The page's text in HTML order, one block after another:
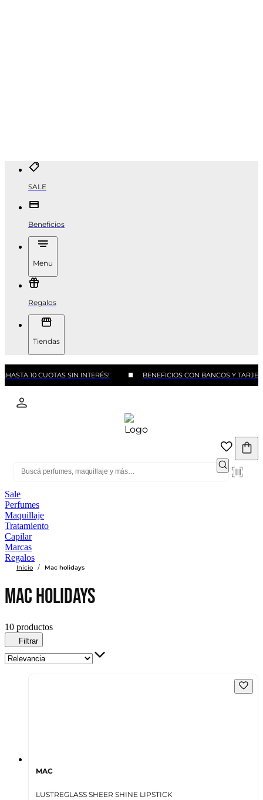
SALE
Beneficios
Menu
Regalos
Tiendas
10 CUOTAS SIN INTERÉS! BENEFICIOS CON BANCOS Y TARJETAS
Sale
Perfumes
Maquillaje
Tratamiento
Capilar
Marcas
Regalos
Inicio / Mac holidays
MAC Holidays
10 productos
Filtrar
MAC
LUSTREGLASS SHEER SHINE LIPSTICK